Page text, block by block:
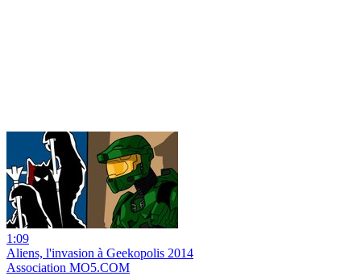
1:09
Aliens, l'invasion à Geekopolis 2014
Association MO5.COM